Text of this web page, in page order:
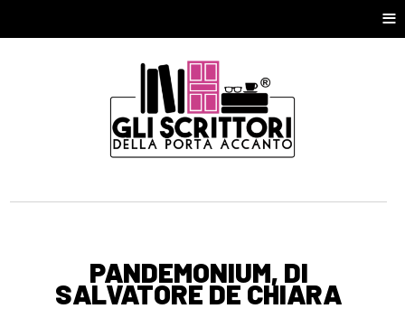
≡
PANDEMONIUM, DI
SALVATORE DE CHIARA